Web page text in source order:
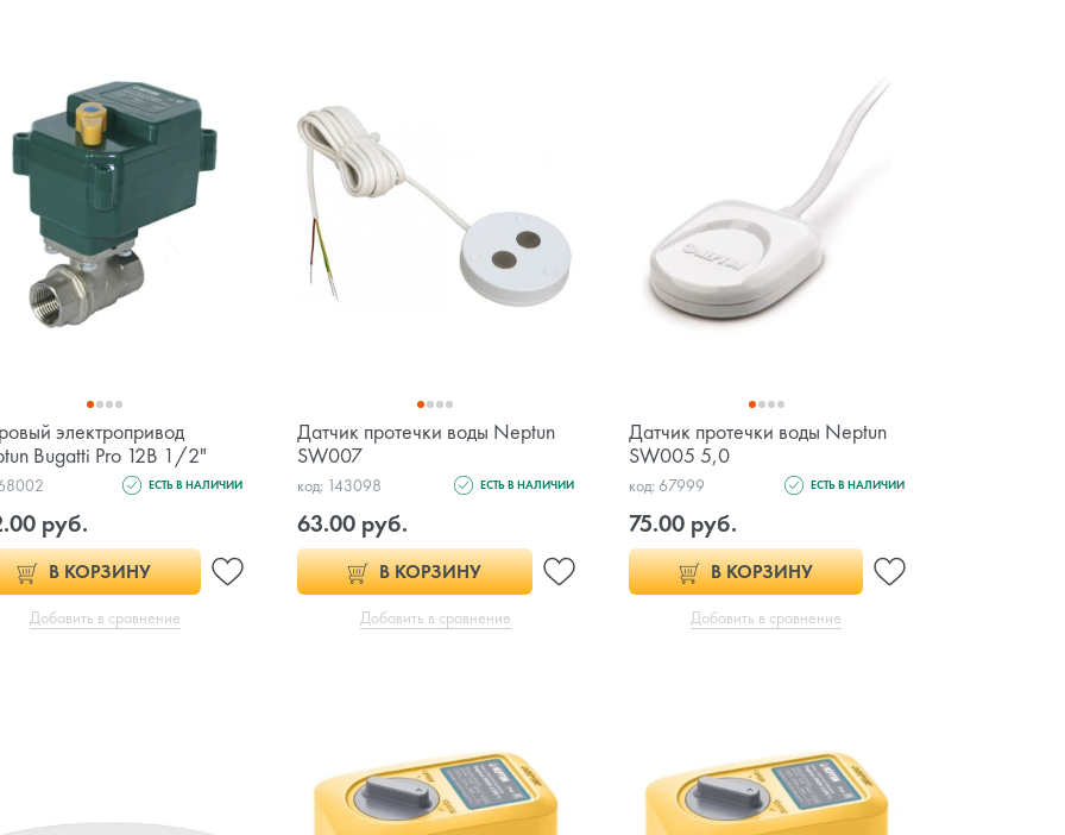
электропривод
Bugatti Pro 12В 1/2"
ЕСТЬ В НАЛИЧИИ
руб.
В КОРЗИНУ
Добавить в сравнение
Датчик протечки воды Neptun
SW007
код: 143098 ЕСТЬ В НАЛИЧИИ
63.00 руб.
В КОРЗИНУ
Добавить в сравнение
Датчик протечки воды Neptun
SW005 5,0
код: 67999 ЕСТЬ В НАЛИЧИИ
75.00 руб.
В КОРЗИНУ
Добавить в сравнение